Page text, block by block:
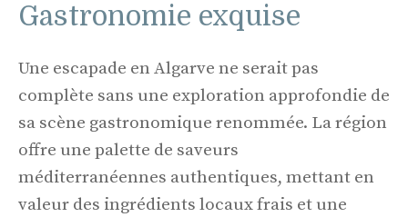
Gastronomie exquise
Une escapade en Algarve ne serait pas
complète sans une exploration approfondie de
sa scène gastronomique renommée. La région
offre une palette de saveurs
méditerranéennes authentiques, mettant en
valeur des ingrédients locaux frais et une